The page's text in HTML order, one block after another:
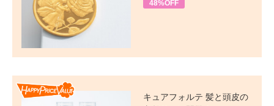
48%OFF
キュアフォルテ 髪と頭皮の